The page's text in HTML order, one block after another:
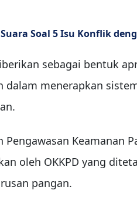
Soal 5 Isu Konflik
sebagai bentuk
dalam menerapkan
Pengawasan Keamanan
oleh OKKPD yang
pangan.